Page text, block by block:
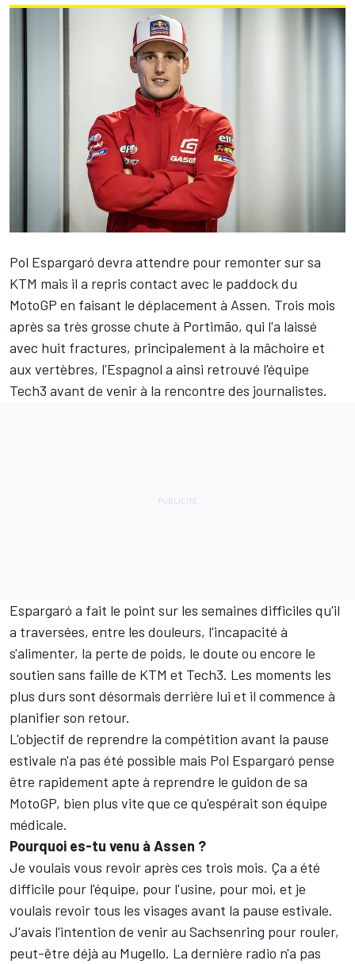
Pol Espargaró devra attendre pour remonter sur sa
KTM mais il a repris contact avec le paddock du
MotoGP en faisant le déplacement à Assen. Trois mois
après sa très grosse chute à Portimão, qui l'a laissé
avec huit fractures, principalement à la mâchoire et
aux vertèbres, l'Espagnol a ainsi retrouvé l'équipe
Tech3 avant de venir à la rencontre des journalistes.
Espargaró a fait le point sur les semaines difficiles qu'il
a traversées, entre les douleurs, l'incapacité à
s'alimenter, la perte de poids, le doute ou encore le
soutien sans faille de KTM et Tech3. Les moments les
plus durs sont désormais derrière lui et il commence à
planifier son retour.
L'objectif de reprendre la compétition avant la pause
estivale n'a pas été possible mais Pol Espargaró pense
être rapidement apte à reprendre le guidon de sa
MotoGP, bien plus vite que ce qu'espérait son équipe
médicale.
Pourquoi es-tu venu à Assen ?
Je voulais vous revoir après ces trois mois. Ça a été
difficile pour l'équipe, pour l'usine, pour moi, et je
voulais revoir tous les visages avant la pause estivale.
J'avais l'intention de venir au Sachsenring pour rouler,
peut-être déjà au Mugello. La dernière radio n'a pas